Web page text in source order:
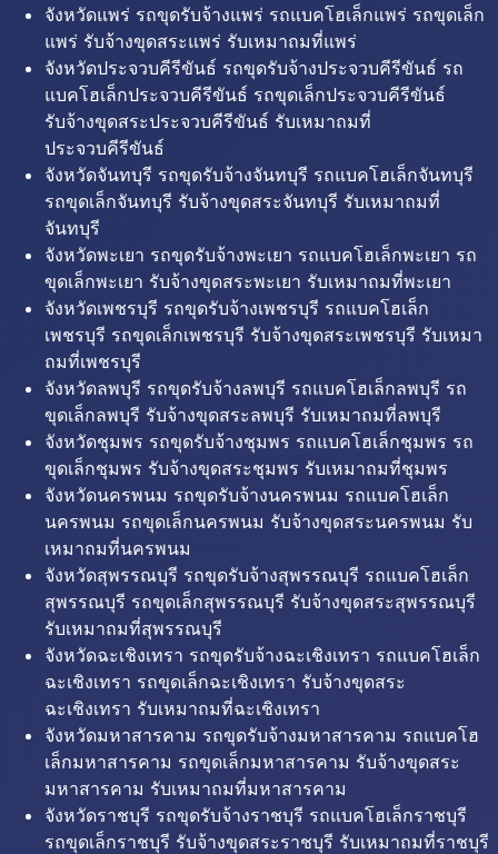
จังหวัดแพร่ รถขุดรับจ้างแพร่ รถแบคโฮเล็กแพร่ รถขุดเล็ก
แพร่ รับจ้างขุดสระแพร่ รับเหมาถมที่แพร่
จังหวัดประจวบคีรีขันธ์ รถขุดรับจ้างประจวบคีรีขันธ์ รถ
แบคโฮเล็กประจวบคีรีขันธ์ รถขุดเล็กประจวบคีรีขันธ์
รับจ้างขุดสระประจวบคีรีขันธ์ รับเหมาถมที่
ประจวบคีรีขันธ์
จังหวัดจันทบุรี รถขุดรับจ้างจันทบุรี รถแบคโฮเล็กจันทบุรี
รถขุดเล็กจันทบุรี รับจ้างขุดสระจันทบุรี รับเหมาถมที่
จันทบุรี
จังหวัดพะเยา รถขุดรับจ้างพะเยา รถแบคโฮเล็กพะเยา รถ
ขุดเล็กพะเยา รับจ้างขุดสระพะเยา รับเหมาถมที่พะเยา
จังหวัดเพชรบุรี รถขุดรับจ้างเพชรบุรี รถแบคโฮเล็ก
เพชรบุรี รถขุดเล็กเพชรบุรี รับจ้างขุดสระเพชรบุรี รับเหมา
ถมที่เพชรบุรี
จังหวัดลพบุรี รถขุดรับจ้างลพบุรี รถแบคโฮเล็กลพบุรี รถ
ขุดเล็กลพบุรี รับจ้างขุดสระลพบุรี รับเหมาถมที่ลพบุรี
จังหวัดชุมพร รถขุดรับจ้างชุมพร รถแบคโฮเล็กชุมพร รถ
ขุดเล็กชุมพร รับจ้างขุดสระชุมพร รับเหมาถมที่ชุมพร
จังหวัดนครพนม รถขุดรับจ้างนครพนม รถแบคโฮเล็ก
นครพนม รถขุดเล็กนครพนม รับจ้างขุดสระนครพนม รับ
เหมาถมที่นครพนม
จังหวัดสุพรรณบุรี รถขุดรับจ้างสุพรรณบุรี รถแบคโฮเล็ก
สุพรรณบุรี รถขุดเล็กสุพรรณบุรี รับจ้างขุดสระสุพรรณบุรี
รับเหมาถมที่สุพรรณบุรี
จังหวัดฉะเชิงเทรา รถขุดรับจ้างฉะเชิงเทรา รถแบคโฮเล็ก
ฉะเชิงเทรา รถขุดเล็กฉะเชิงเทรา รับจ้างขุดสระ
ฉะเชิงเทรา รับเหมาถมที่ฉะเชิงเทรา
จังหวัดมหาสารคาม รถขุดรับจ้างมหาสารคาม รถแบคโฮ
เล็กมหาสารคาม รถขุดเล็กมหาสารคาม รับจ้างขุดสระ
มหาสารคาม รับเหมาถมที่มหาสารคาม
จังหวัดราชบุรี รถขุดรับจ้างราชบุรี รถแบคโฮเล็กราชบุรี
รถขุดเล็กราชบุรี รับจ้างขุดสระราชบุรี รับเหมาถมที่ราชบุรี